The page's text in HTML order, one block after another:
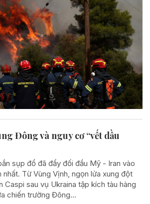
Đông và nguy cơ “vết dầu
sụp đổ đã đẩy đối đầu Mỹ - Iran vào
nhất. Từ Vùng Vịnh, ngọn lửa xung đột
Caspi sau vụ Ukraina tập kích tàu hàng
chiến trường Đông...